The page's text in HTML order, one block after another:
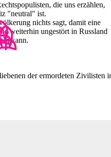
die uns erzählen,
"neutral" ist.
nichts sagt, damit eine
weiterhin ungestört in Russland
kann.
der ermordeten Zivilisten